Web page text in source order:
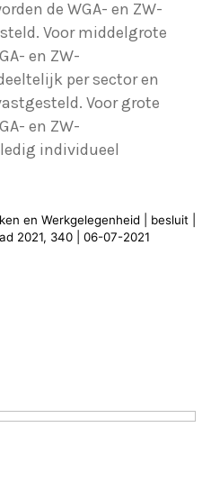
de WGA- en ZW-
Voor middelgrote
en ZW-
per sector en
Voor grote
en ZW-
individueel
en Werkgelegenheid | besluit |
2021, 340 | 06-07-2021